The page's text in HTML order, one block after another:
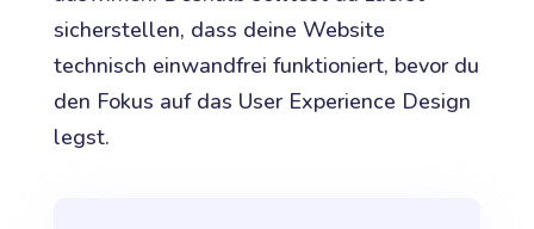
sicherstellen, dass deine Website
technisch einwandfrei funktioniert, bevor du
den Fokus auf das User Experience Design
legst.